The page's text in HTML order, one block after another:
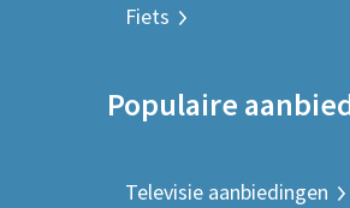
Fiets
Populaire
Televisie aanbiedingen